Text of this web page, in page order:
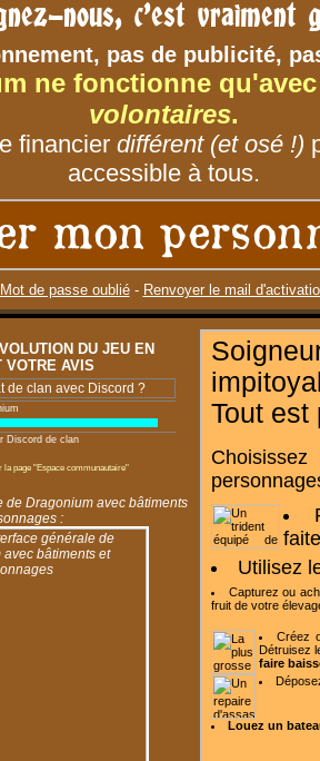
nous, c'est vraiment
pas de publicité,
ne fonctionne
volontaires.
financier différent (et osé !)
accessible à tous.
mon
Mot de passe oublié- Renvoyer le mail
DU JEU EN
VOTRE AVIS
de clan avec Discord ?
Discord de clan
la page "Espace communautaire"
de Dragonium avec bâtiments
:
Tout
Utilisez
Capturez ou
fruit de votre
Créez
Détruisez
faire
Louez un